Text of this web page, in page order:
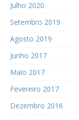
Julho 2020
Setembro 2019
Agosto 2019
Junho 2017
Maio 2017
Fevereiro 2017
Dezembro 2016